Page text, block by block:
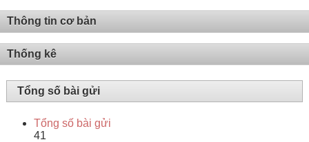
Thông tin cơ bản
Thống kê
Tổng số bài gửi
Tổng số bài gửi
41